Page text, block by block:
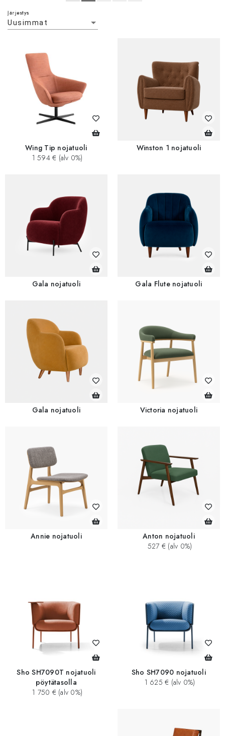
Uusimmat
Järjestys
Wing Tip nojatuoli
1 594 € (alv 0%)
Winston 1 nojatuoli
Gala nojatuoli Gala Flute nojatuoli
Gala nojatuoli Victoria nojatuoli
Annie nojatuoli
Anton nojatuoli
527 € (alv 0%)
Sho SH7090T nojatuoli
pöytätasolla
1 750 € (alv 0%)
Sho SH7090 nojatuoli
1 625 € (alv 0%)